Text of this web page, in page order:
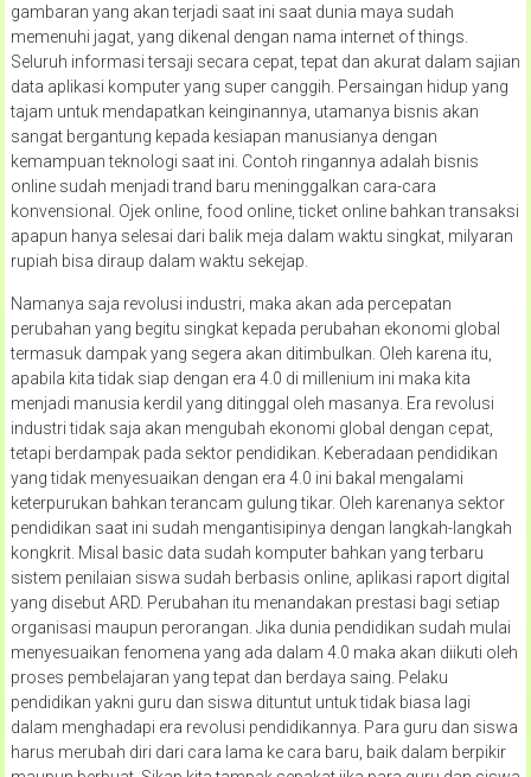
gambaran yang akan terjadi saat ini saat dunia maya sudah
memenuhi jagat, yang dikenal dengan nama internet of things.
Seluruh informasi tersaji secara cepat, tepat dan akurat dalam sajian
data aplikasi komputer yang super canggih. Persaingan hidup yang
tajam untuk mendapatkan keinginannya, utamanya bisnis akan
sangat bergantung kepada kesiapan manusianya dengan
kemampuan teknologi saat ini. Contoh ringannya adalah bisnis
online sudah menjadi trand baru meninggalkan cara-cara
konvensional. Ojek online, food online, ticket online bahkan transaksi
apapun hanya selesai dari balik meja dalam waktu singkat, milyaran
rupiah bisa diraup dalam waktu sekejap.
Namanya saja revolusi industri, maka akan ada percepatan
perubahan yang begitu singkat kepada perubahan ekonomi global
termasuk dampak yang segera akan ditimbulkan. Oleh karena itu,
apabila kita tidak siap dengan era 4.0 di millenium ini maka kita
menjadi manusia kerdil yang ditinggal oleh masanya. Era revolusi
industri tidak saja akan mengubah ekonomi global dengan cepat,
tetapi berdampak pada sektor pendidikan. Keberadaan pendidikan
yang tidak menyesuaikan dengan era 4.0 ini bakal mengalami
keterpurukan bahkan terancam gulung tikar. Oleh karenanya sektor
pendidikan saat ini sudah mengantisipinya dengan langkah-langkah
kongkrit. Misal basic data sudah komputer bahkan yang terbaru
sistem penilaian siswa sudah berbasis online, aplikasi raport digital
yang disebut ARD. Perubahan itu menandakan prestasi bagi setiap
organisasi maupun perorangan. Jika dunia pendidikan sudah mulai
menyesuaikan fenomena yang ada dalam 4.0 maka akan diikuti oleh
proses pembelajaran yang tepat dan berdaya saing. Pelaku
pendidikan yakni guru dan siswa dituntut untuk tidak biasa lagi
dalam menghadapi era revolusi pendidikannya. Para guru dan siswa
harus merubah diri dari cara lama ke cara baru, baik dalam berpikir